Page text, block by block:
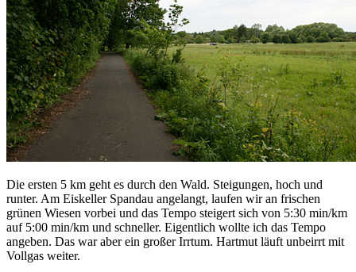
Die ersten 5 km geht es durch den Wald. Steigungen, hoch und
runter. Am Eiskeller Spandau angelangt, laufen wir an frischen
grünen Wiesen vorbei und das Tempo steigert sich von 5:30 min/km
auf 5:00 min/km und schneller. Eigentlich wollte ich das Tempo
angeben. Das war aber ein großer Irrtum. Hartmut läuft unbeirrt mit
Vollgas weiter.